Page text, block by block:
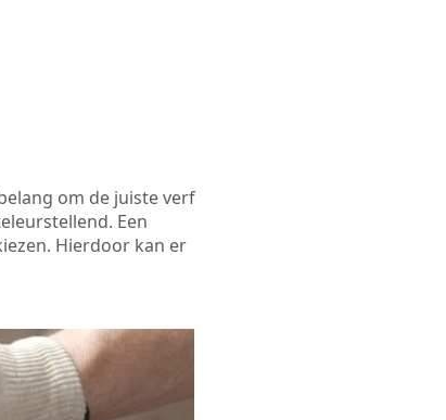
om de juiste verf
Een
Hierdoor kan er